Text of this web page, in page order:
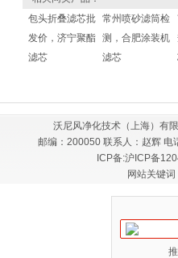
包头折叠滤芯批
发价，济宁聚酯
滤芯
常州喷砂滤筒检
测，合肥涂装机
滤芯
沃尼风净化技术（上海）有
邮编：200050 联系人：赵辉
ICP备:沪ICP备
网站关键